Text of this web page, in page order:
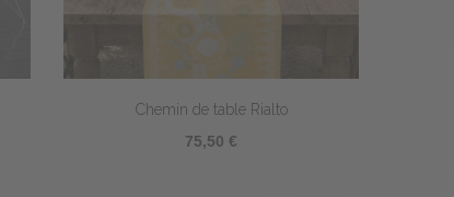
Set de table Saint-Tropez
18,30 €